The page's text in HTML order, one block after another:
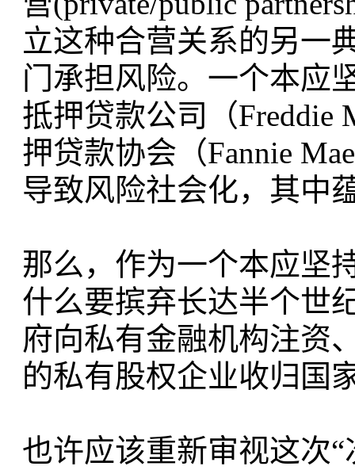
立这种合营关系的另一
门承担风险。一个本应
抵押贷款公司（Freddie
押贷款协会（Fannie
导致风险社会化，其中
那么，作为一个本应坚
什么要摈弃长达半个世
府向私有金融机构注资
的私有股权企业收归国
也许应该重新审视这次